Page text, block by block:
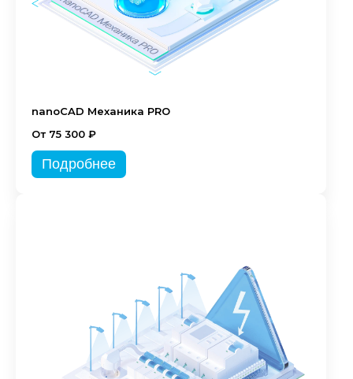
nanoCAD Механика PRO
От 75 300 ₽
Подробнее